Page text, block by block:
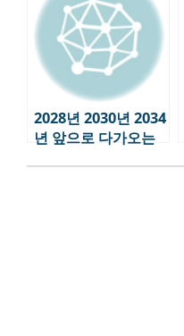
2028년 2030년 2034
년 앞으로 다가오는